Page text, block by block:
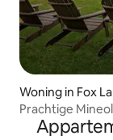
Woning in Fox
Prachtige